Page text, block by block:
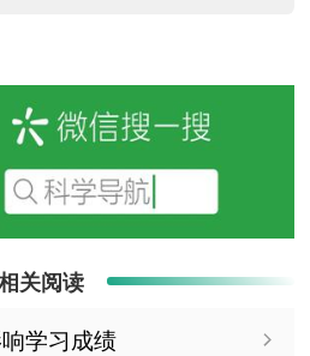
关阅读
学习成绩